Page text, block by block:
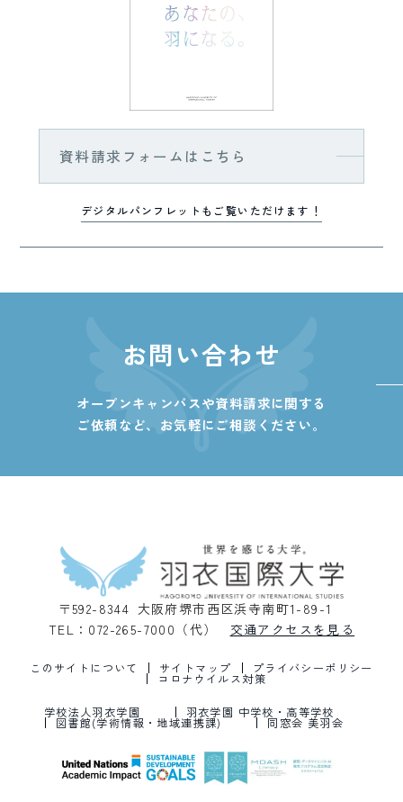
資料請求フォームはこちら
デジタルパンフレットもご覧いただけます！
お問い合わせ
オープンキャンパスや資料請求に関する
ご依頼など、 お気軽にご相談ください。
〒592-8344 大阪府堺市西区浜寺南町1-89-1
TEL：072-265-7000（代）
交通アクセスを見る
このサイトについて サイトマップ プライバシーポリシー
コロナウイルス対策
学校法人羽衣学園 羽衣学園 中学校・高等学校
図書館(学術情報・地域連携課) 同窓会 美羽会